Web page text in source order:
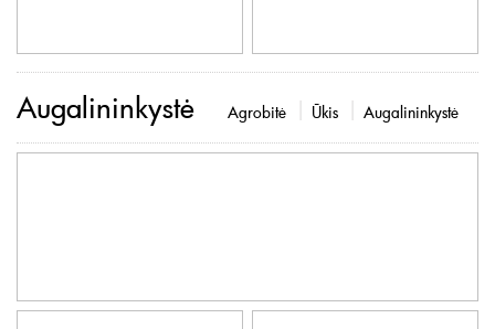
Augalininkystė Agrobitė Ūkis Augalininkystė